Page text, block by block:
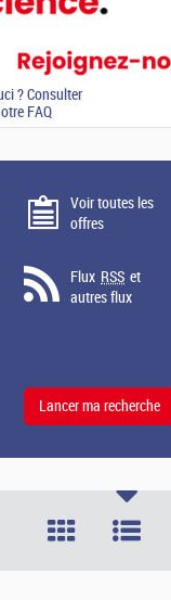
? Consulter
FAQ
Voir toutes les
offres
Flux RSS et
autres flux